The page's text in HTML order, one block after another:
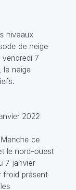
niveaux
de neige
7
la neige
2022
ce
le nord-ouest
7 janvier
froid présent